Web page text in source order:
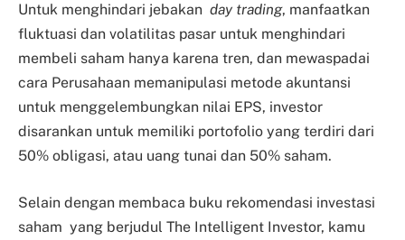
Untuk menghindari jebakan day trading, manfaatkan
fluktuasi dan volatilitas pasar untuk menghindari
membeli saham hanya karena tren, dan mewaspadai
cara Perusahaan memanipulasi metode akuntansi
untuk menggelembungkan nilai EPS, investor
disarankan untuk memiliki portofolio yang terdiri dari
50% obligasi, atau uang tunai dan 50% saham.
Selain dengan membaca buku rekomendasi investasi
saham yang berjudul The Intelligent Investor, kamu